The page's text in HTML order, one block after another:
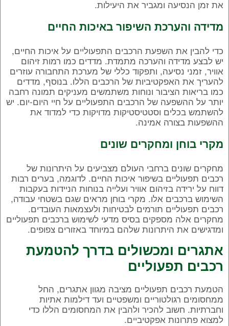
את זמן הנסיעה ומגביר את היעילות.
מדידה והערכת השיפור באיכות החיים
כדי להבין את השפעת הרכבים התפעוליים על איכות החיים,
יש לבצע מדידה והערכה מתמדת. מדדים כמו רמות זיהום
אוויר, זמני נסיעה, ותפקוד כללי של מערכת התחבורה עוזרים
להעריך את האפקטיביות של הרכבים הללו. בנוסף, מדדים
כמו בריאות הציבור ונוחות משתמשים מעניקים תמונה רחבה
יותר על ההשפעה של הרכבים התפעוליים על חיי היום-יום. יש
להשתמש בכלים וסטטיסטיקות מדויקות כדי למדוד את
ההשפעות בצורה אמינה.
מקרי בוחן ומחקרים שונים
מחקרים שונים ברחבי העולם מצביעים על היתרונות של
רכבים תפעוליים בשיפור איכות החיים. לדוגמה, בערים רבות
דווח על ירידה בזיהום אוויר ועלייה בנוחות הניידות בעקבות
השימוש ברכבים אלו. מקרי בוחן מראים שגם בשטחי עבודה,
רכבים תפעוליים תורמים לבטיחות ולעצמאות העובדים.
מחקרים אלה מספקים בסיס מדעי לשימוש ברכבים תפעוליים
ומדגישים את היתרונות שלהם במיוחד באזורים צפופים.
אתגרים ומכשולים בדרך להטמעת
רכבים תפעוליים
הטמעת רכבים תפעוליים מציבה מגוון אתגרים, החל
ממחסומים רגולטוריים ומשפטיים ועד דילמות אתיות
וחברתיות. חשוב להכיר ולהבין את המחסומים הללו כדי
למצוא פתרונות אפקטיביים.